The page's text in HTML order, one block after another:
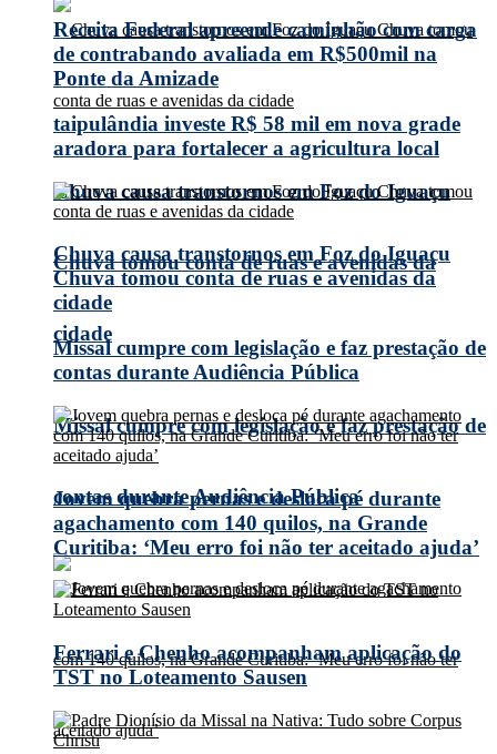
Chuva causa transtornos em Foz do Iguaçu
Chuva tomou conta de ruas e avenidas da
cidade
Missal cumpre com legislação e faz prestação de
contas durante Audiência Pública
Receita Federal apreende caminhão com carga
de contrabando avaliada em R$500mil na
Ponte da Amizade
taipulândia investe R$ 58 mil em nova grade
aradora para fortalecer a agricultura local
Chuva causa transtornos em Foz do Iguaçu
Chuva tomou conta de ruas e avenidas da
cidade
Missal cumpre com legislação e faz prestação de
contas durante Audiência Pública
Jovem quebra pernas e desloca pé durante
agachamento com 140 quilos, na Grande
Curitiba: ‘Meu erro foi não ter aceitado ajuda’
Ferrari e Chenho acompanham aplicação do
TST no Loteamento Sausen